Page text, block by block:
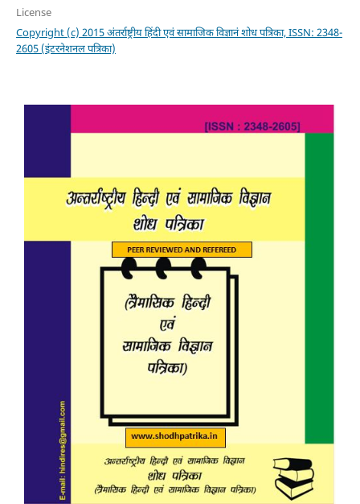
License
Copyright (c) 2015 अंतर्राष्ट्रीय हिंदी एवं सामाजिक विज्ञानं शोध पत्रिका, ISSN: 2348-
2605 (इंटरनेशनल पत्रिका)